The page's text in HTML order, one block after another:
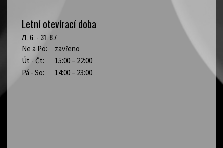
Letní otevírací doba
/1. 6. - 31. 8./
Ne a Po:
zavřeno
Út - Čt:
15:00 – 22:00
Pá - So:
14:00 – 23:00